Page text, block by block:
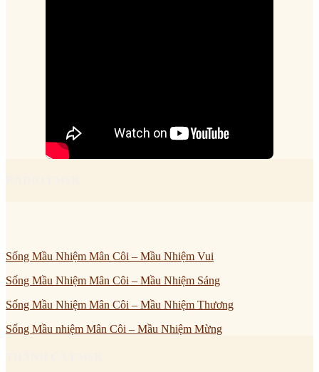
Sống Mầu Nhiệm Mân Côi – Mầu Nhiệm Vui
Sống Mầu Nhiệm Mân Côi – Mầu Nhiệm Sáng
Sống Mầu Nhiệm Mân Côi – Mầu Nhiệm Thương
Sống Mầu nhiệm Mân Côi – Mầu Nhiệm Mừng